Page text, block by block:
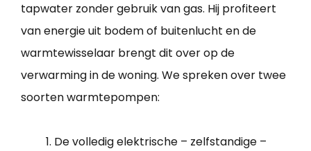
tapwater zonder gebruik van gas. Hij profiteert
van energie uit bodem of buitenlucht en de
warmtewisselaar brengt dit over op de
verwarming in de woning. We spreken over twee
soorten warmtepompen:
De volledig elektrische – zelfstandige –